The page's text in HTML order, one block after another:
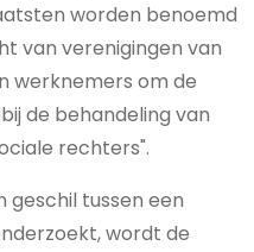
worden benoemd
van verenigingen van
werknemers om de
de behandeling van
rechters".
geschil tussen een
wordt de